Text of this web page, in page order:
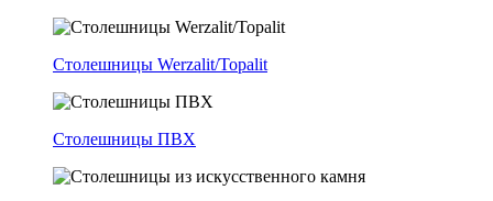
Столешницы Werzalit/Topalit
Столешницы ПВХ